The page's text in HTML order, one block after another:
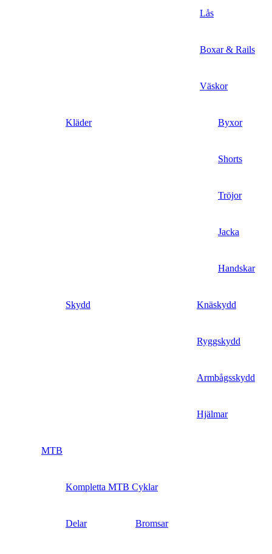
Lås
Boxar & Rails
Väskor
Kläder Byxor
Shorts
Tröjor
Jacka
Handskar
Skydd Knäskydd
Ryggskydd
Armbågsskydd
Hjälmar
MTB
Kompletta MTB Cyklar
Delar Bromsar